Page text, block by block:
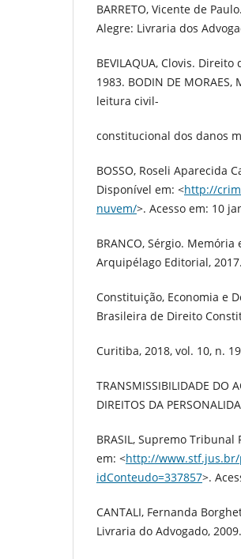
BARRETO, Vicente de
Alegre: Livraria dos
BEVILAQUA, Clovis.
1983. BODIN DE
leitura civil-
constitucional dos danos
BOSSO, Roseli Aparecida
Disponível em: <http://
nuvem/>. Acesso em: 10
BRANCO, Sérgio.
Arquipélago Editorial, 2017.
Constituição, Economia e
Brasileira de Direito
Curitiba, 2018, vol. 10, n.
TRANSMISSIBILIDADE DO
DIREITOS DA
BRASIL, Supremo
em: <http://
idConteudo=337857>.
CANTALI, Fernanda
Livraria do Advogado, 2009.